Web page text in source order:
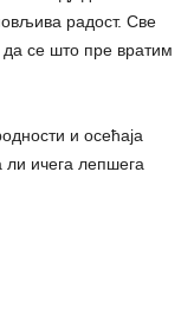
радост. Све
се што пре вратим
и осећаја
ичега лепшега